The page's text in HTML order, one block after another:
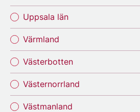
Uppsala län
Värmland
Västerbotten
Västernorrland
Västmanland